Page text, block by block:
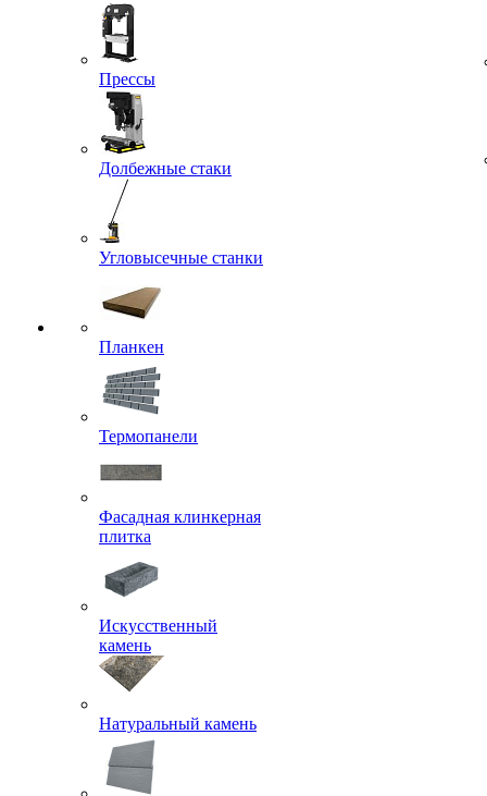
Прессы
Долбежные стаки
Угловысечные станки
Планкен
Термопанели
Фасадная клинкерная
плитка
Искусственный
камень
Натуральный камень